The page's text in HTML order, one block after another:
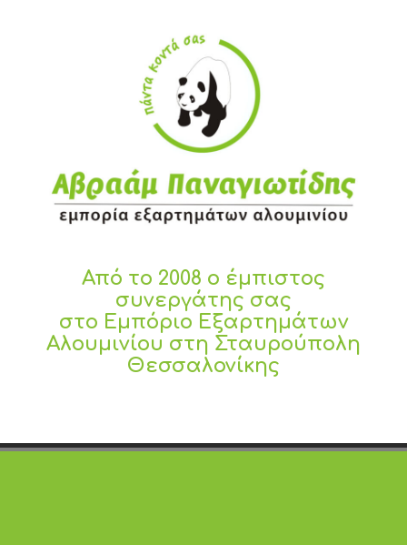
Από το 2008 ο έμπιστος
συνεργάτης σας
στο Εμπόριο Εξαρτημάτων
Αλουμινίου στη Σταυρούπολη
Θεσσαλονίκης